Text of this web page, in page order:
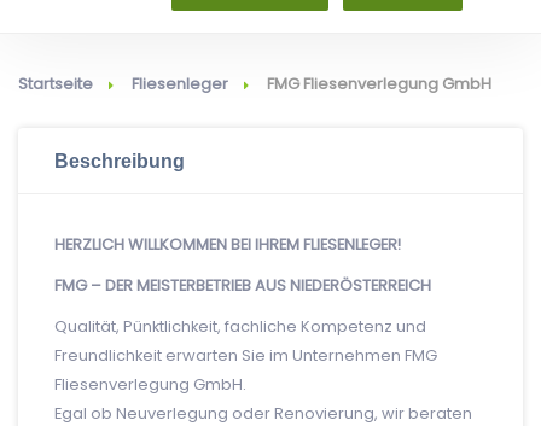
Startseite Fliesenleger FMG Fliesenverlegung GmbH
Beschreibung
HERZLICH WILLKOMMEN BEI IHREM FLIESENLEGER!
FMG – DER MEISTERBETRIEB AUS NIEDERÖSTERREICH
Qualität, Pünktlichkeit, fachliche Kompetenz und
Freundlichkeit erwarten Sie im Unternehmen FMG
Fliesenverlegung GmbH.
Egal ob Neuverlegung oder Renovierung, wir beraten